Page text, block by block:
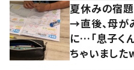
夏休みの宿
→直後、母が
に…「息子く
ちゃいました